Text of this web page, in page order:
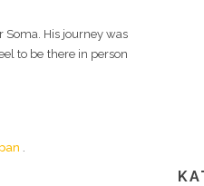
His journey was
to be there in person